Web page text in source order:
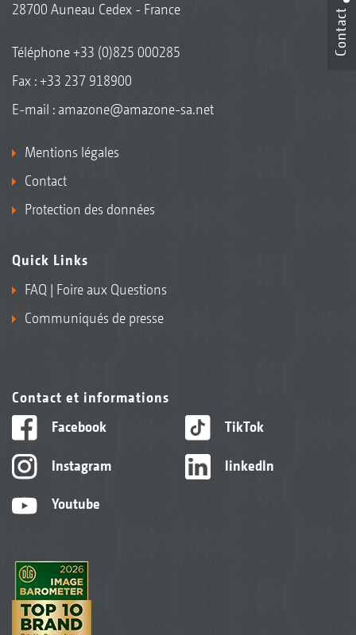
28700 Auneau Cedex - France
Téléphone+33 (0)825 000285
Fax : +33 237 918900
E-mail : amazone@amazone-sa.net
Mentions légales
Contact
Protection des données
Quick Links
FAQ | Foire aux Questions
Communiqués de presse
Contact et informations
Facebook
Instagram
Youtube
TikTok
linkedIn
Contact